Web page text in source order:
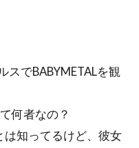
スでBABYMETALを観
何者なの？
は知ってるけど、彼女